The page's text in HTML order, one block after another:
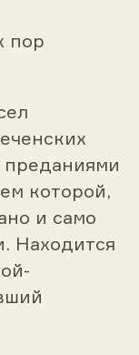
пор
которой,
и само
Находится